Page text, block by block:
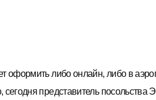
либо онлайн, либо в
представитель